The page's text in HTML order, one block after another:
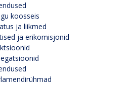
koosseis
ja liikmed
ja erikomisjonid